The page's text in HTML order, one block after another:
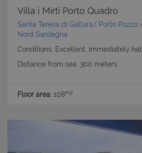
Villa i Mirti Porto Quadro
Santa Teresa di Gallura/ Porto Pozzo
Nord Sardegna
Conditions: Excellent, immediately
Distance from sea: 300 meters
Floor area: 108m2